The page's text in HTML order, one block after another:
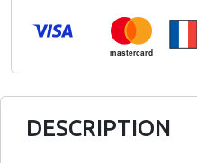
mastercard
DESCRIPTION